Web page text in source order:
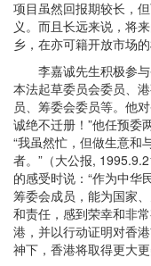
项目虽然回报期较长，
义。而且长远来说，将
乡，在亦可籍开放市场
李嘉诚先生积极参与
本法起草委员会委员、
员、筹委会委员等。他
诚绝不迁册！”他任预委
“我虽然忙，但做生意和
者。”（大公报,
的感受时说：“作为中华
筹委会成员，能为国家
和责任，感到荣幸和非
港，并以行动证明对香
神下，香港将取得更大